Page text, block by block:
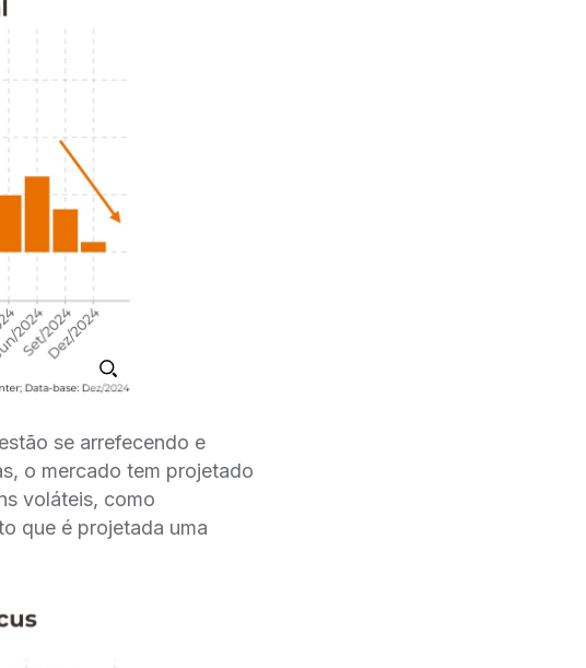
se arrefecendo e
o mercado tem projetado
voláteis, como
que é projetada uma